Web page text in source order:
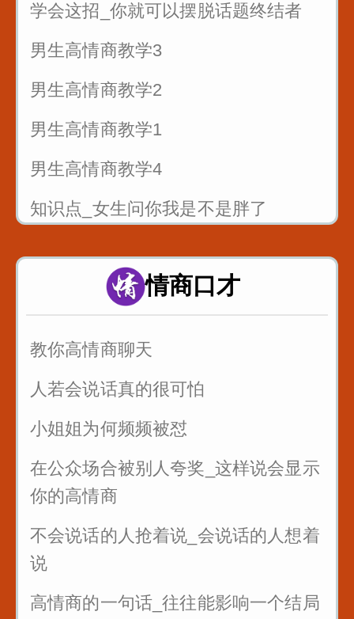
学会这招_你就可以摆脱话题终结者
男生高情商教学3
男生高情商教学2
男生高情商教学1
男生高情商教学4
知识点_女生问你我是不是胖了
这样说提高成功率
情侣之间说这句话永远不分手
情商口才
教你高情商聊天
人若会说话真的很可怕
小姐姐为何频频被怼
在公众场合被别人夸奖_这样说会显示
你的高情商
不会说话的人抢着说_会说话的人想着
说
高情商的一句话_往往能影响一个结局